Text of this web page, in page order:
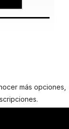
más opciones,